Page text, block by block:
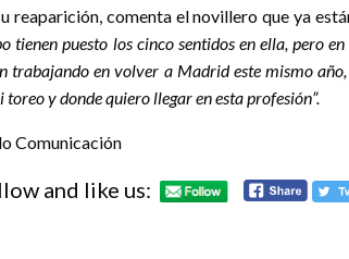
reaparición, comenta el novillero que ya
tienen puesto los cinco sentidos en ella, pero
trabajando en volver a Madrid este mismo
toreo y donde quiero llegar en esta profesión”.
Comunicación
and like us: